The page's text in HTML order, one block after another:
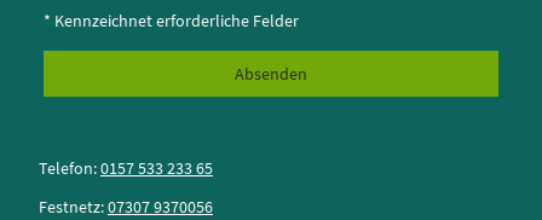
* Kennzeichnet erforderliche Felder
Absenden
Telefon:0157 533 233 65
Festnetz:07307 9370056